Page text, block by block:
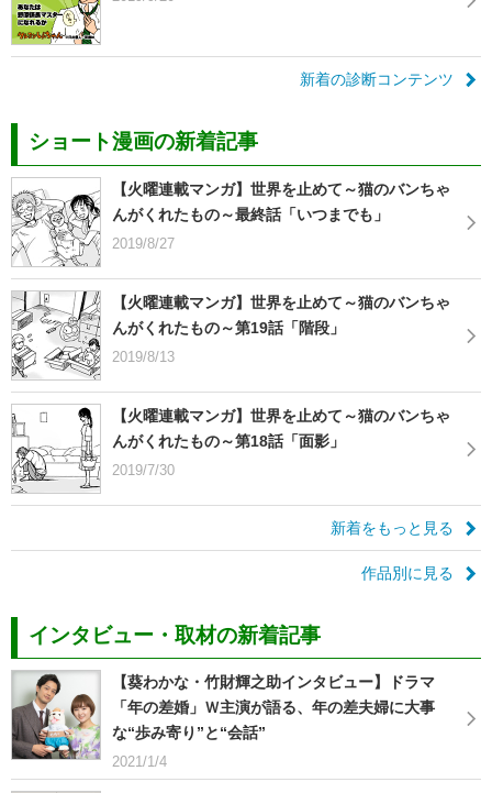
新着の診断コンテンツ
ショート漫画の新着記事
【火曜連載マンガ】世界を止めて～猫のバンちゃ
んがくれたもの～最終話「いつまでも」
2019/8/27
【火曜連載マンガ】世界を止めて～猫のバンちゃ
んがくれたもの～第19話「階段」
2019/8/13
【火曜連載マンガ】世界を止めて～猫のバンちゃ
んがくれたもの～第18話「面影」
2019/7/30
新着をもっと見る
作品別に見る
インタビュー・取材の新着記事
【葵わかな・竹財輝之助インタビュー】ドラマ
「年の差婚」Ｗ主演が語る、年の差夫婦に大事
な“歩み寄り”と“会話”
2021/1/4